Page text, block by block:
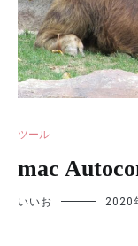
ツール
mac
いいお 2020